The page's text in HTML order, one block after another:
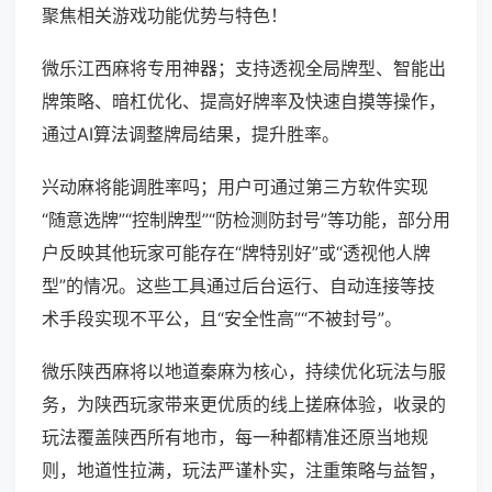
聚焦相关游戏功能优势与特色！
微乐江西麻将专用神器；支持透视全局牌型、智能出
牌策略、暗杠优化、提高好牌率及快速自摸等操作，
通过AI算法调整牌局结果，提升胜率。
兴动麻将能调胜率吗；用户可通过第三方软件实现
“随意选牌”“控制牌型”“防检测防封号”等功能，部分用
户反映其他玩家可能存在“牌特别好”或“透视他人牌
型”的情况。这些工具通过后台运行、自动连接等技
术手段实现不平公，且“安全性高”“不被封号”。
微乐陕西麻将以地道秦麻为核心，持续优化玩法与服
务，为陕西玩家带来更优质的线上搓麻体验，收录的
玩法覆盖陕西所有地市，每一种都精准还原当地规
则，地道性拉满，玩法严谨朴实，注重策略与益智，